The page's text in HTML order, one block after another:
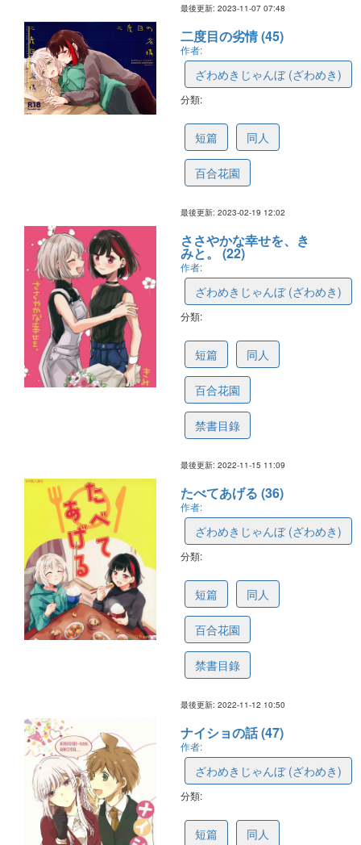
最後更新: 2023-11-07 07:48
二度目の劣情 (45)
作者:
ざわめきじゃんぼ (ざわめき)
分類:
短篇 同人
百合花園
最後更新: 2023-02-19 12:02
ささやかな幸せを、き
みと。 (22)
作者:
ざわめきじゃんぼ (ざわめき)
分類:
短篇 同人
百合花園
禁書目錄
最後更新: 2022-11-15 11:09
たべてあげる (36)
作者:
ざわめきじゃんぼ (ざわめき)
分類:
短篇 同人
百合花園
禁書目錄
最後更新: 2022-11-12 10:50
ナイショの話 (47)
作者:
ざわめきじゃんぼ (ざわめき)
分類:
短篇 同人